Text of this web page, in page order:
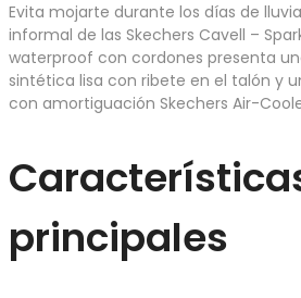
Evita mojarte durante los días de
informal de las Skechers Cavell –
waterproof con cordones presenta
sintética lisa con ribete en el talón y
con amortiguación Skechers Air-
principales